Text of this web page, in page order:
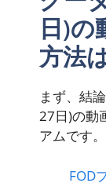
日)の
方法
まず、結
27日)の動
アムです。
FOD